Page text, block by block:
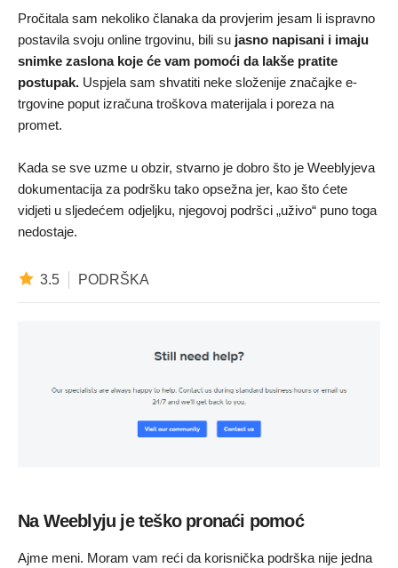
Pročitala sam nekoliko članaka da provjerim jesam li ispravno
postavila svoju online trgovinu, bili su jasno napisani i imaju
snimke zaslona koje će vam pomoći da lakše pratite
postupak. Uspjela sam shvatiti neke složenije značajke e-
trgovine poput izračuna troškova materijala i poreza na
promet.
Kada se sve uzme u obzir, stvarno je dobro što je Weeblyjeva
dokumentacija za podršku tako opsežna jer, kao što ćete
vidjeti u sljedećem odjeljku, njegovoj podršci „uživo“ puno toga
nedostaje.
3.5 PODRŠKA
Na Weeblyju je teško pronaći pomoć
Ajme meni. Moram vam reći da korisnička podrška nije jedna